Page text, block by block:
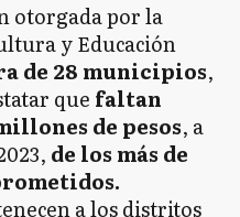
otorgada por la
y Educación
de 28 municipios,
que faltan
de pesos, a
de los más de
a los distritos